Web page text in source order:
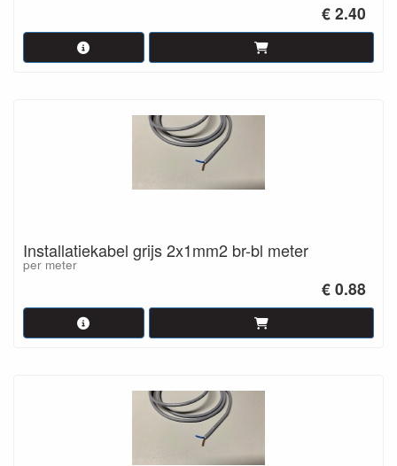
€ 2.40
Installatiekabel grijs 2x1mm2 br-bl meter
per meter
€ 0.88